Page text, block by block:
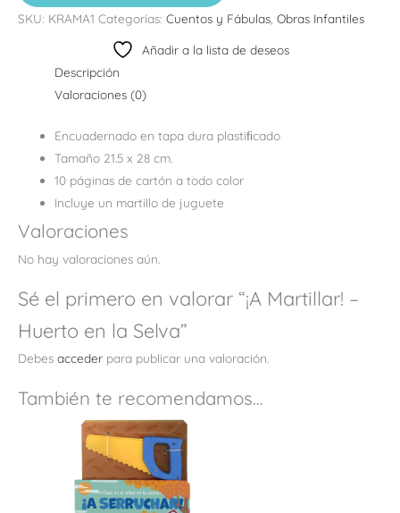
SKU: KRAMA1 Categorías: Cuentos y Fábulas, Obras Infantiles
Añadir a la lista de deseos
Descripción
Valoraciones (0)
Encuadernado en tapa dura plastiﬁcado
Tamaño 21.5 x 28 cm.
10 páginas de cartón a todo color
Incluye un martillo de juguete
Valoraciones
No hay valoraciones aún.
Sé el primero en valorar “¡A Martillar! –
Huerto en la Selva”
Debes acceder para publicar una valoración.
También te recomendamos…